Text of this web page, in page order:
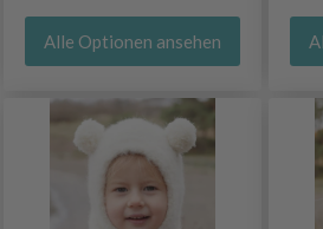
Alle Optionen ansehen